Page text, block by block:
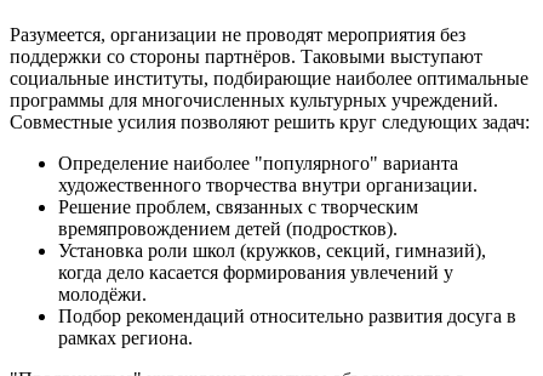
Разумеется, организации не проводят мероприятия без
поддержки со стороны партнёров. Таковыми выступают
социальные институты, подбирающие наиболее оптимальные
программы для многочисленных культурных учреждений.
Совместные усилия позволяют решить круг следующих задач:
Определение наиболее "популярного" варианта
художественного творчества внутри организации.
Решение проблем, связанных с творческим
времяпровождением детей (подростков).
Установка роли школ (кружков, секций, гимназий),
когда дело касается формирования увлечений у
молодёжи.
Подбор рекомендаций относительно развития досуга в
рамках региона.